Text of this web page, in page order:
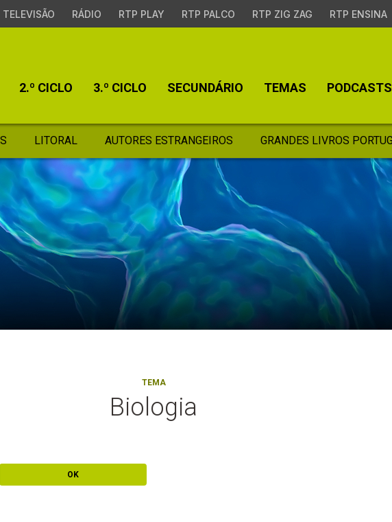
TELEVISÃO RÁDIO RTP PLAY RTP PALCO RTP ZIG ZAG RTP ENSINA
2.º CICLO 3.º CICLO SECUNDÁRIO TEMAS PODCASTS
LITORAL AUTORES ESTRANGEIROS GRANDES LIVROS
TEMA
Biologia
OK